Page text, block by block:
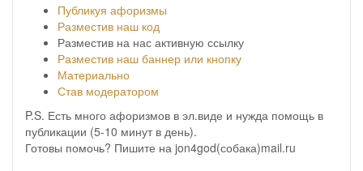
Публикуя афоризмы
Разместив наш код
Разместив на нас активную ссылку
Разместив наш баннер или кнопку
Материально
Став модератором
P.S. Есть много афоризмов в эл.виде и нужда помощь в
публикации (5-10 минут в день).
Готовы помочь? Пишите на jon4god(собака)mail.ru